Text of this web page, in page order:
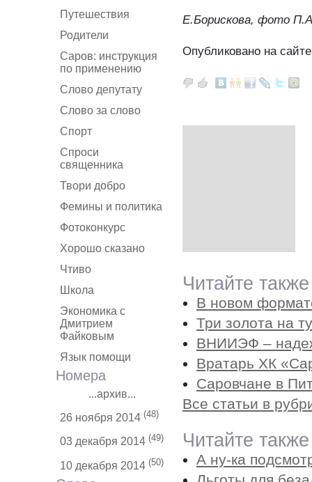
Путешествия
Родители
Саров: инструкция
по применению
Слово депутату
Слово за слово
Спорт
Спроси
священника
Твори добро
Фемины и политика
Фотоконкурс
Хорошо сказано
Чтиво
Школа
Экономика с
Дмитрием
Файковым
Язык помощи
Номера
...архив...
26 ноября 2014 (48)
03 декабря 2014 (49)
10 декабря 2014 (50)
Е.Борискова, фото
Опубликовано на
Читайте
В новом
Три золота на
ВНИИЭФ –
Вратарь ХК
Саровчане в
Все статьи в
Читайте
А ну-ка